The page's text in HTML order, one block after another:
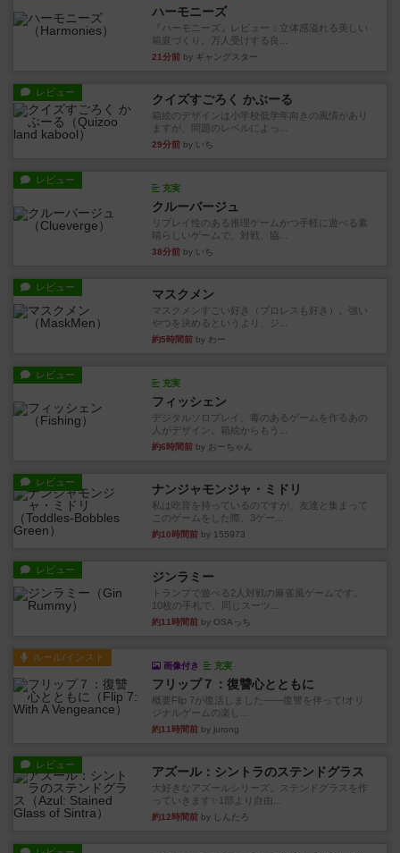
ハーモニーズ
『ハーモニーズ』レビュー：立体感溢れる美しい
箱庭づくり。万人受けする良...
21分前 by ギャングスター
レビュー クイズすごろく かぶーる
箱絵のデザインは小学校低学年向きの風情があり
ますが、問題のレベルによっ...
29分前 by いち
レビュー
充実
クルーバージュ
リプレイ性のある推理ゲームかつ手軽に遊べる素
晴らしいゲームで、対戦、協...
38分前 by いち
レビュー マスクメン
マスクメンすごい好き（プロレスも好き）。強い
やつを決めるというより、ジ...
約5時間前 by わー
レビュー
充実
フィッシェン
デジタルソロプレイ。毒のあるゲームを作るあの
人がデザイン。箱絵からもう...
約6時間前 by おーちゃん
レビュー ナンジャモンジャ・ミドリ
私は吃音を持っているのですが、友達と集まって
このゲームをした際、3ゲー...
約10時間前 by 155973
レビュー ジンラミー
トランプで遊べる2人対戦の麻雀風ゲームです。
10枚の手札で、同じスーツ...
約11時間前 by OSAっち
ルール/インスト
画像付き 充実
フリップ７：復讐心とともに
概要Flip 7が復活しました――復讐を伴って!オリ
ジナルゲームの楽し...
約11時間前 by jurong
レビュー アズール：シントラのステンドグラス
大好きなアズールシリーズ。ステンドグラスを作
っていきます✨1部より自由...
約12時間前 by しんたろ